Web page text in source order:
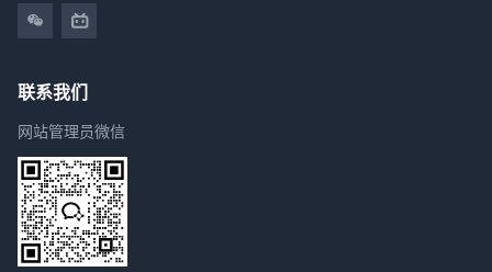
联系我们
网站管理员微信